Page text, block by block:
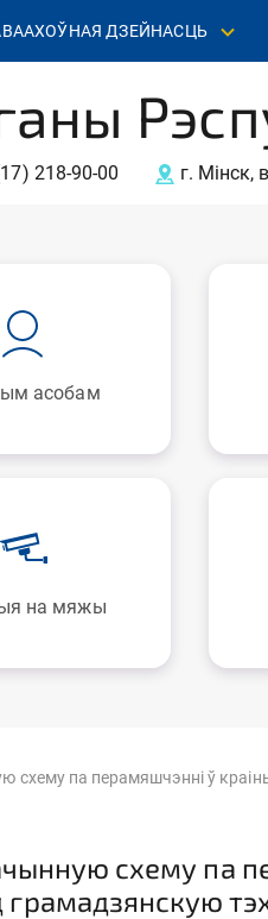
ДЗЕЙНАСЦЬ
218‐90‐00 г. Мінск,
асобам
на мяжы
схему па перамяшчэнні ў
схему